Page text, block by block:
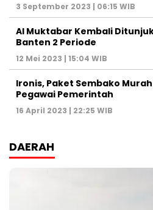
3 September 2023 | 06:15 WIB
Al Muktabar Kembali
Banten 2 Periode
12 Mei 2023 | 15:04 WIB
Ironis, Paket Sembako
Pegawai Pemerintah
16 April 2023 | 22:25 WIB
DAERAH